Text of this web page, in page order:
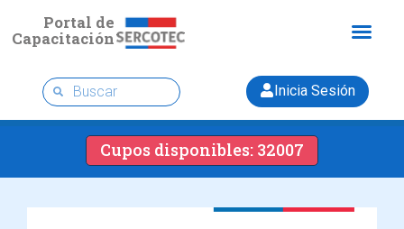
Portal de
Capacitación
Inicia Sesión
Cupos disponibles: 32007